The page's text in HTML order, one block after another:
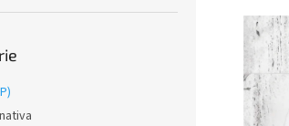
produktu
hvězdiček.